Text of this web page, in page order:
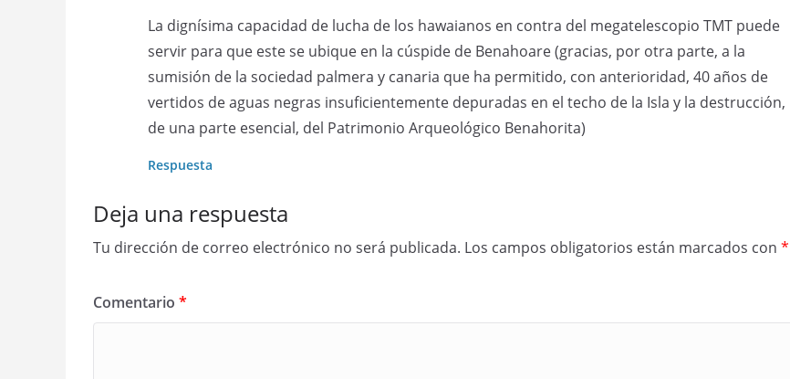
La dignísima capacidad de lucha de los hawaianos en contra del megatelescopio TMT puede
servir para que este se ubique en la cúspide de Benahoare (gracias, por otra parte, a la
sumisión de la sociedad palmera y canaria que ha permitido, con anterioridad, 40 años de
vertidos de aguas negras insuficientemente depuradas en el techo de la Isla y la destrucción,
de una parte esencial, del Patrimonio Arqueológico Benahorita)
Respuesta
Deja una respuesta
Tu dirección de correo electrónico no será publicada. Los campos obligatorios están marcados con *
Comentario *